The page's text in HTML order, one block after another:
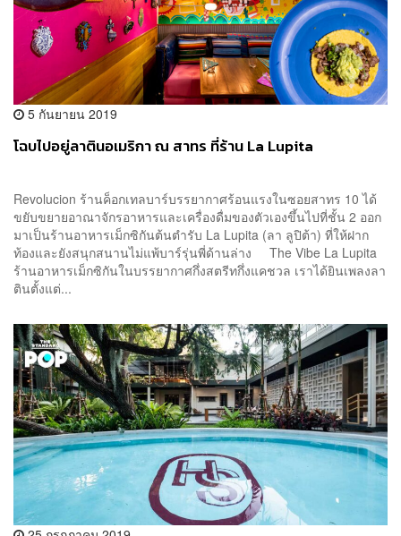
5 กันยายน 2019
โฉบไปอยู่ลาตินอเมริกา ณ สาทร ที่ร้าน La Lupita
Revolucion ร้านค็อกเทลบาร์บรรยากาศร้อนแรงในซอยสาทร 10 ได้
ขยับขยายอาณาจักรอาหารและเครื่องดื่มของตัวเองขึ้นไปที่ชั้น 2 ออก
มาเป็นร้านอาหารเม็กซิกันต้นตำรับ La Lupita (ลา ลูปิต้า) ที่ให้ฝาก
ท้องและยังสนุกสนานไม่แพ้บาร์รุ่นพี่ด้านล่าง The Vibe La Lupita
ร้านอาหารเม็กซิกันในบรรยากาศกึ่งสตรีทกึ่งแคชวล เราได้ยินเพลงลา
ตินตั้งแต่...